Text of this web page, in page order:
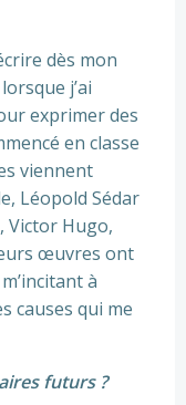
dès mon
j’ai
exprimer des
en classe
viennent
Léopold Sédar
Victor Hugo,
œuvres ont
à
causes qui me
futurs ?